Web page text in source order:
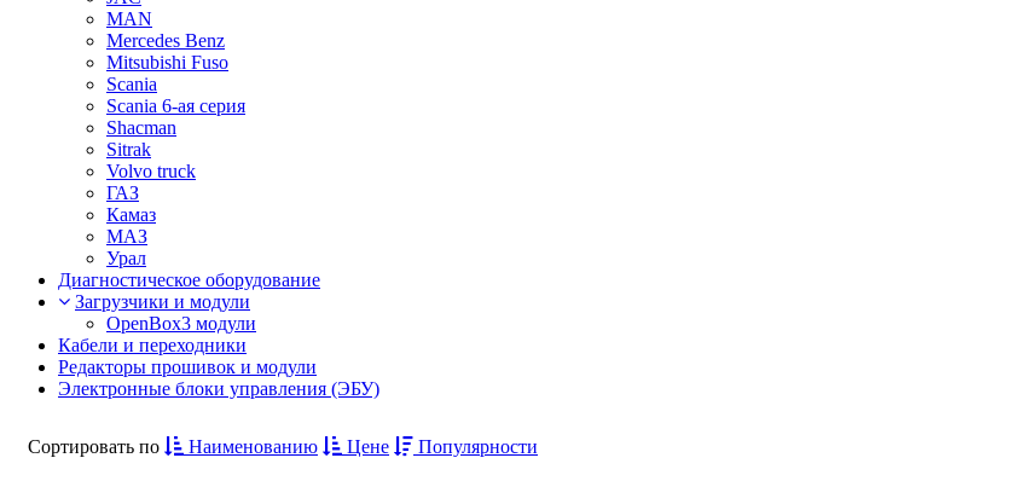
MAN
Mercedes Benz
Mitsubishi Fuso
Scania
Scania 6-ая серия
Shacman
Sitrak
Volvo truck
ГАЗ
Камаз
МАЗ
Урал
Диагностическое оборудование
Загрузчики и модули
OpenBox3 модули
Кабели и переходники
Редакторы прошивок и модули
Электронные блоки управления (ЭБУ)
Сортировать по Наименованию Цене Популярности